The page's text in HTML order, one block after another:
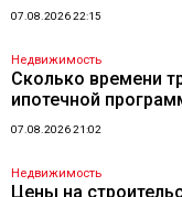
07.08.2026 22:15
Недвижимость
Сколько времени
ипотечной
07.08.2026 21:02
Недвижимость
Цены на